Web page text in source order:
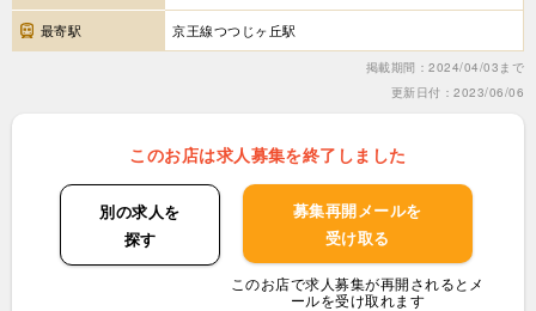
最寄駅 京王線つつじヶ丘駅
掲載期間：2024/04/03まで
更新日付：2023/06/06
このお店は求人募集を終了しました
別の求人を
探す
募集再開メールを
受け取る
このお店で求人募集が再開されるとメ
ールを受け取れます